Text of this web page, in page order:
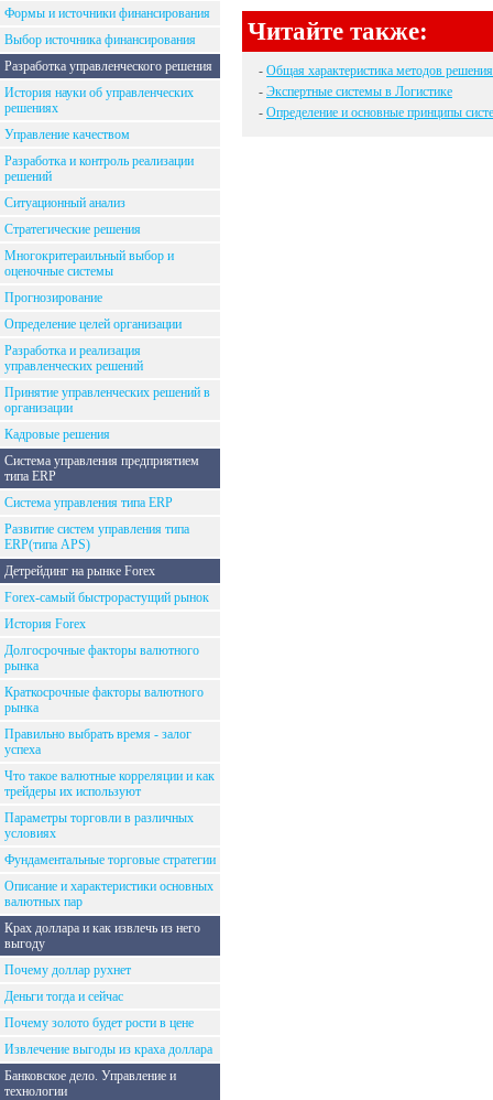
Формы и источники финансирования
Выбор источника финансирования
Разработка управленческого решения
История науки об управленческих
решениях
Управление качеством
Разработка и контроль реализации
решений
Ситуационный анализ
Стратегические решения
Многокритераильный выбор и
оценочные системы
Прогнозирование
Определение целей организации
Разработка и реализация
управленческих решений
Принятие управленческих решений в
организации
Кадровые решения
Система управления предприятием
типа ERP
Система управления типа ERP
Развитие систем управления типа
ERP(типа APS)
Детрейдинг на рынке Forex
Forex-самый быстрорастущий рынок
История Forex
Долгосрочные факторы валютного
рынка
Краткосрочные факторы валютного
рынка
Правильно выбрать время - залог
успеха
Что такое валютные корреляции и как
трейдеры их используют
Параметры торговли в различных
условиях
Фундаментальные торговые стратегии
Описание и характеристики основных
валютных пар
Крах доллара и как извлечь из него
выгоду
Почему доллар рухнет
Деньги тогда и сейчас
Почему золото будет рости в цене
Извлечение выгоды из краха доллара
Банковское дело. Управление и
технологии
Читайте также:
- Общая характеристика методов решения
- Экспертные системы в Логистике
- Определение и основные принципы